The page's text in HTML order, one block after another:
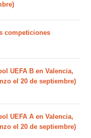
competiciones
UEFA B en Valencia,
el 20 de septiembre)
UEFA A en Valencia,
el 20 de septiembre)